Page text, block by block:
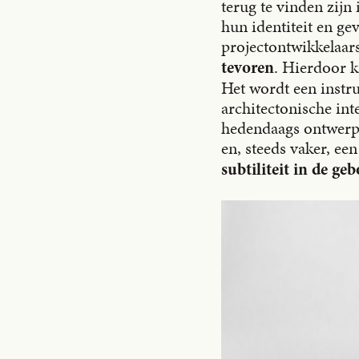
terug te vinden zijn
hun identiteit en
tevoren. Hierdoor
Het wordt een
architectonische
hedendaags
en, steeds vaker,
subtiliteit in de